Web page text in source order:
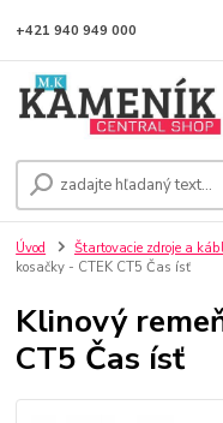
+421 940 949 000
Úvod Štartovacie zdroje a
kosačky - CTEK CT5 Čas ísť
Klinový
CT5 Čas ísť